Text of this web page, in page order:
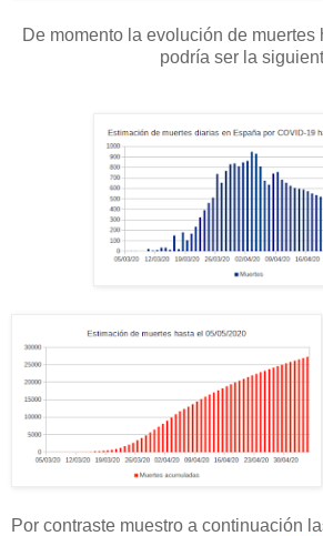
De momento la evolución de muertes
podría ser la
Por contraste muestro a continuación